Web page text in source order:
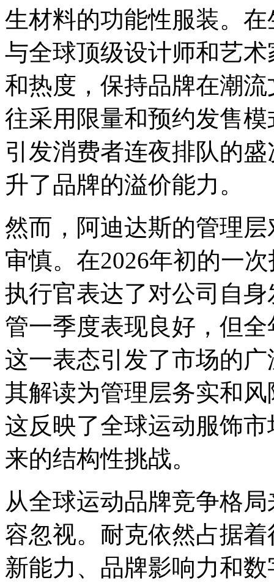
生材料的功能性服装。
与全球顶级设计师和艺
和热度，保持品牌在潮
往采用限量和预约发售
引发消费者连夜排队的
升了品牌的溢价能力。
然而，阿迪达斯的管理
审慎。在2026年初的一
执行官表达了对公司自
管一季度表现良好，但
这一表态引发了市场的
其解读为管理层务实和
这反映了全球运动服饰
来的结构性挑战。
从全球运动品牌竞争格
容忽视。耐克依然占据
新能力、品牌影响力和